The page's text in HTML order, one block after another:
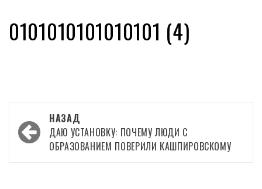
0101010101010101 (4)
Навигация
записи
НАЗАД
ДАЮ УСТАНОВКУ: ПОЧЕМУ ЛЮДИ С
ОБРАЗОВАНИЕМ ПОВЕРИЛИ КАШПИРОВСКОМУ